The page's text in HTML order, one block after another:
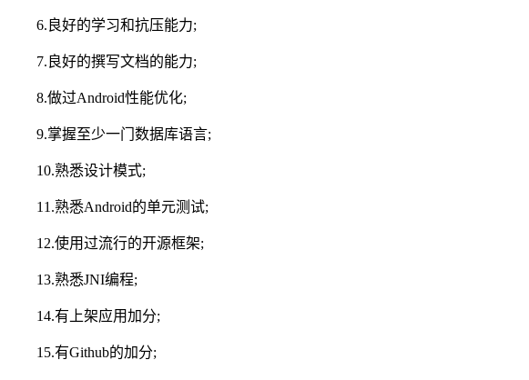
6.良好的学习和抗压能力;
7.良好的撰写文档的能力;
8.做过Android性能优化;
9.掌握至少一门数据库语言;
10.熟悉设计模式;
11.熟悉Android的单元测试;
12.使用过流行的开源框架;
13.熟悉JNI编程;
14.有上架应用加分;
15.有Github的加分;